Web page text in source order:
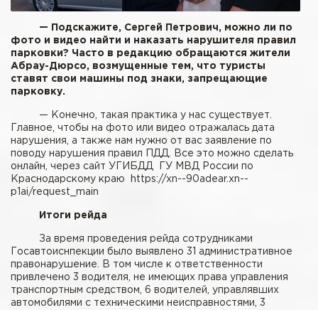
— Подскажите, Сергей Петрович, можно ли по
фото и видео найти и наказать нарушителя правил
парковки? Часто в редакцию обращаются жители
Абрау-Дюрсо, возмущенные тем, что туристы
ставят свои машины под знаки, запрещающие
парковку.
— Конечно, такая практика у нас существует.
Главное, чтобы на фото или видео отражалась дата
нарушения, а также нам нужно от вас заявление по
поводу нарушения правил ПДД. Все это можно сделать
онлайн, через сайт УГИБДД ГУ МВД России по
Краснодарскому краю https://xn--90adear.xn--
p1ai/request_main
Итоги рейда
За время проведения рейда сотрудниками
Госавтоиснпекции было выявлено 31 административное
правонарушение. В том числе к ответственности
привлечено 3 водителя, не имеющих права управления
транспортным средством, 6 водителей, управлявших
автомобилями с техническими неисправностями, 3